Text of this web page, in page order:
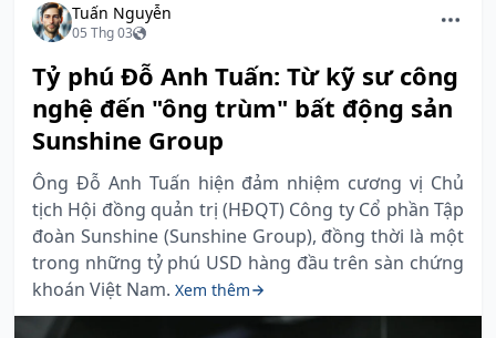
Tuấn Nguyễn
05 Thg 03
Tỷ phú Đỗ Anh Tuấn: Từ kỹ sư công
nghệ đến "ông trùm" bất động sản
Sunshine Group
Ông Đỗ Anh Tuấn hiện đảm nhiệm cương vị Chủ
tịch Hội đồng quản trị (HĐQT) Công ty Cổ phần Tập
đoàn Sunshine (Sunshine Group), đồng thời là một
trong những tỷ phú USD hàng đầu trên sàn chứng
khoán Việt Nam. Xem thêm